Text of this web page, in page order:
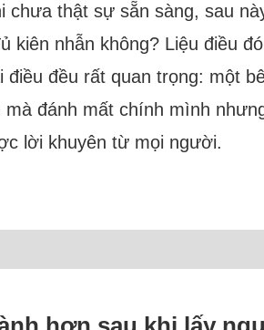
chưa thật sự sẵn sàng, sau
kiên nhẫn không? Liệu điều
điều đều rất quan trọng: một
mà đánh mất chính mình
lời khuyên từ mọi người.